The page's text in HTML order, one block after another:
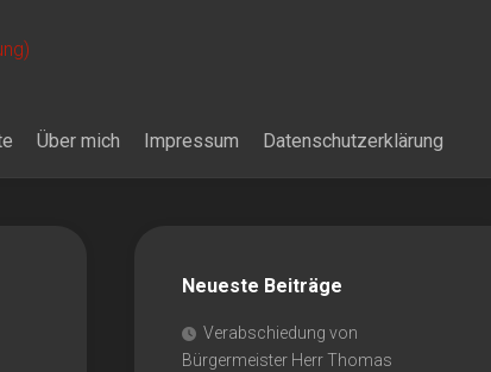
Über mich Impressum Datenschutzerklärung
Neueste Beiträge
Verabschiedung von
Bürgermeister Herr Thomas